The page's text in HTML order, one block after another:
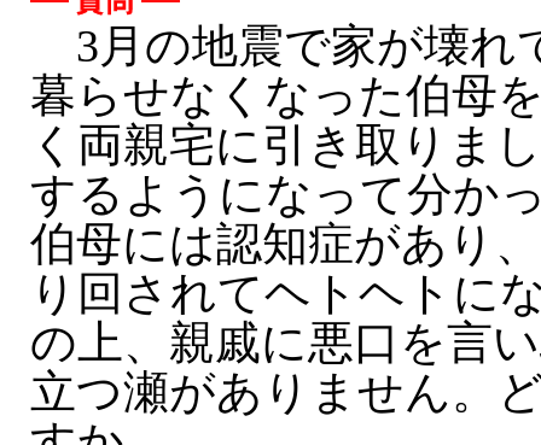
3月の地震で家が壊れ
暮らせなくなった伯母
く両親宅に引き取りま
するようになって分か
伯母には認知症があり
り回されてヘトヘトに
の上、親戚に悪口を言
立つ瀬がありません。